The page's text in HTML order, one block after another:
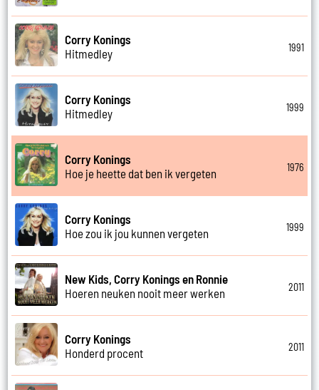
Corry Konings
Hitmedley
1991
Corry Konings
Hitmedley
1999
Corry Konings
Hoe je heette dat ben ik vergeten
1976
Corry Konings
Hoe zou ik jou kunnen vergeten
1999
New Kids, Corry Konings en Ronnie
Hoeren neuken nooit meer werken
2011
Corry Konings
Honderd procent
2011